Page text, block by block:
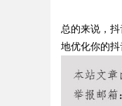
Bo
总的来说，
地优化你的抖